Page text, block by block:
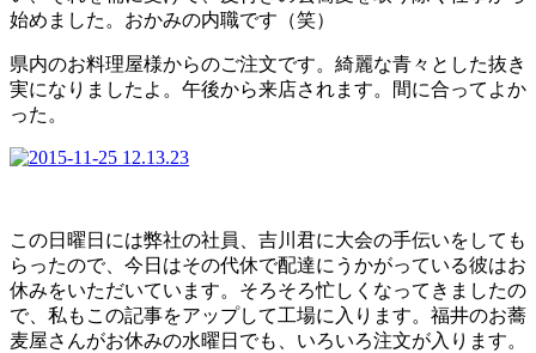
始めました。おかみの内職です（笑）
県内のお料理屋様からのご注文です。綺麗な青々とした抜き
実になりましたよ。午後から来店されます。間に合ってよか
った。
この日曜日には弊社の社員、吉川君に大会の手伝いをしても
らったので、今日はその代休で配達にうかがっている彼はお
休みをいただいています。そろそろ忙しくなってきましたの
で、私もこの記事をアップして工場に入ります。福井のお蕎
麦屋さんがお休みの水曜日でも、いろいろ注文が入ります。